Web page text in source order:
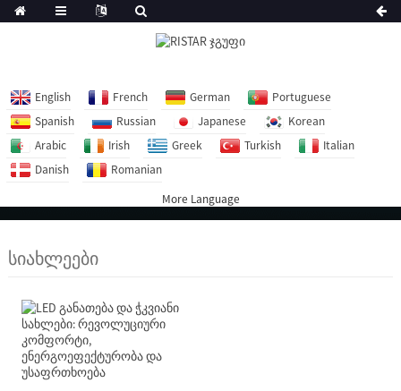
English French German
Portuguese
Spanish
Russian Japanese
Korean
Arabic
Irish Greek Turkish
Italian
Danish
Romanian
More Language
სიახლეები